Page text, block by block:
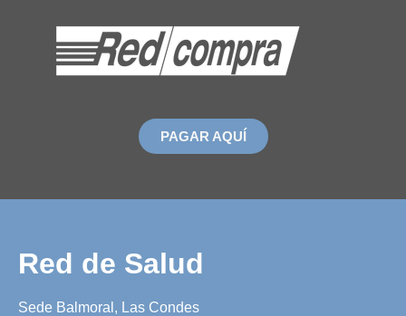
PAGAR AQUÍ
Red de Salud
Sede Balmoral, Las Condes